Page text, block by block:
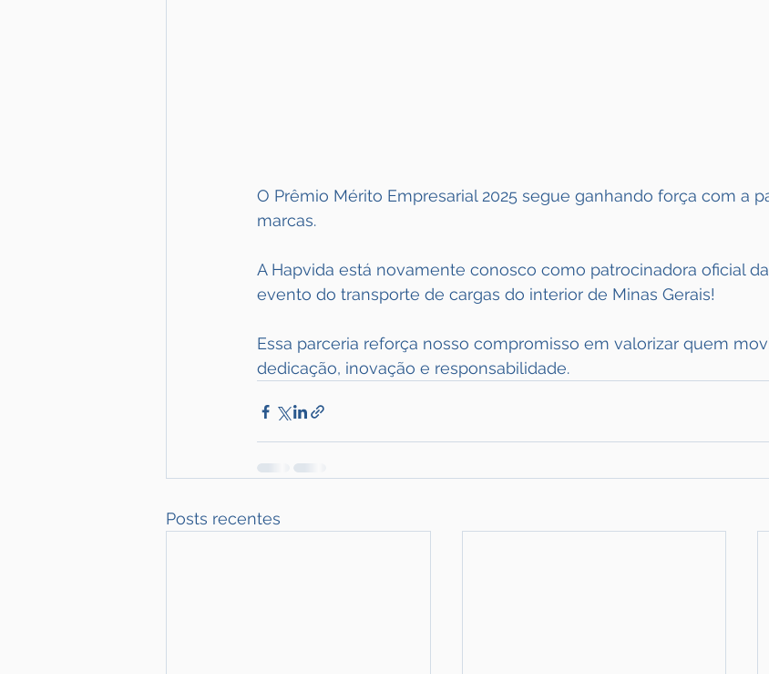
O Prêmio Mérito Empresarial 2025 segue ganhando força com a
marcas.
A Hapvida está novamente conosco como patrocinadora oficial
evento do transporte de cargas do interior de Minas Gerais!
Essa parceria reforça nosso compromisso em valorizar quem
dedicação, inovação e responsabilidade.
Posts recentes